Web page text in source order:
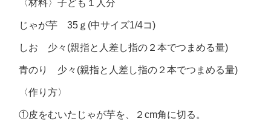
〈材料〉子ども１人分
じゃが芋 35ｇ(中サイズ1/4コ)
しお 少々(親指と人差し指の２本でつまめる量)
青のり 少々(親指と人差し指の２本でつまめる量)
〈作り方〉
①皮をむいたじゃが芋を、２cm角に切る。